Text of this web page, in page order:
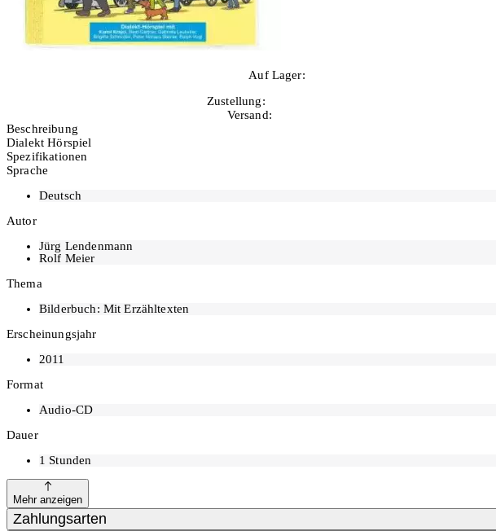
Auf Lager:
Zustellung:
Versand:
Beschreibung
Dialekt Hörspiel
Spezifikationen
Sprache
Deutsch
Autor
Jürg Lendenmann
Rolf Meier
Thema
Bilderbuch: Mit Erzähltexten
Erscheinungsjahr
2011
Format
Audio-CD
Dauer
1 Stunden
Mehr anzeigen
Zahlungsarten